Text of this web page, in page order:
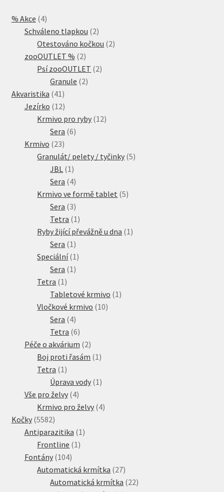
% Akce 44
produkty
Schváleno tlapkou 22
produkty
Otestováno kočkou 22
zooOUTLET % 22
produkty
Psí zooOUTLET 22
Granule 22
Akvaristika 41 41
produktů
Jezírko 1212
produktů
Krmivo pro ryby 1212
Sera 66
Krmivo 2323
produktů
Granulát/ pelety / tyčinky 55
JBL 1 1
produkt
Sera 44
produkty
Krmivo ve formě tablet 55
Sera 33
produkty
Tetra 1 1
produkt
Ryby žijící převážně u dna 1 1
Sera 1 1
produkt
Speciální 1 1
Sera 1 1
Tetra 1 1
produkt
Tabletové krmivo 1 1
Vločkové krmivo 1010
Sera 44
produkty
Tetra 66
produktů
Péče o akvárium 22
produkty
Boj proti řasám 1 1
Tetra 1 1
produkt
Úprava vody 1 1
Vše pro želvy 44
produkty
Krmivo pro želvy 44
Kočky 55825582
produktů
Antiparazitika 1 1
Frontline 1 1
Fontány 104104
produktů
Automatická krmítka 2727
produktů
Automatická krmítka 2222